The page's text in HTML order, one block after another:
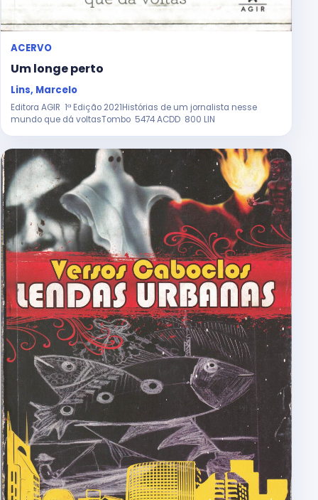
ACERVO
Um longe perto
Lins, Marcelo
Editora AGIR 1ª Edição 2021Histórias de um jornalista nesse
mundo que dá voltasTombo 5474 ACDD 800 LIN